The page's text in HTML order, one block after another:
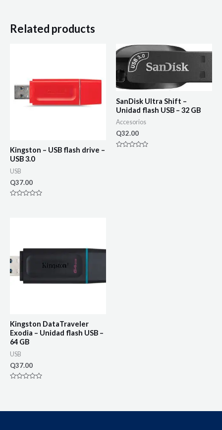
Related products
Kingston – USB flash drive –
USB 3.0
USB
Q37.00
SanDisk Ultra Shift –
Unidad flash USB – 32 GB
Accesorios
Q32.00
Kingston DataTraveler
Exodia – Unidad flash USB –
64 GB
USB
Q37.00